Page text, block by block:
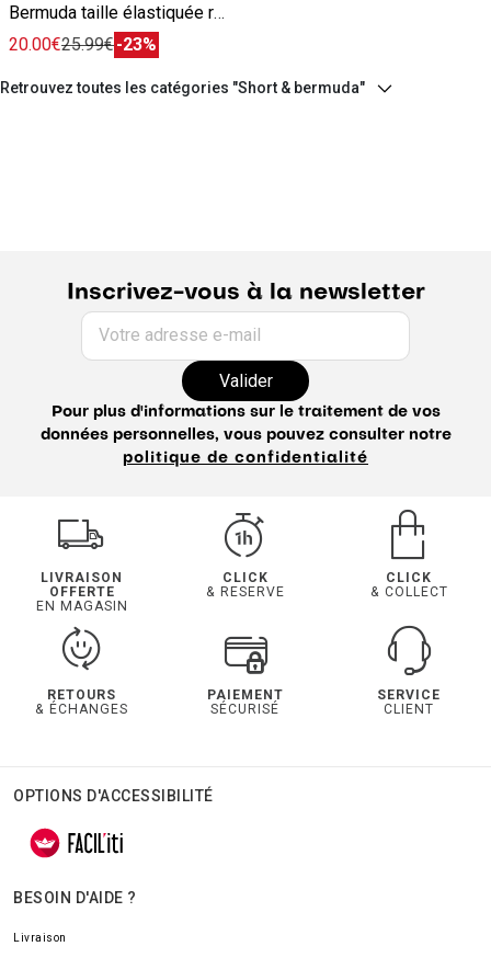
Bermuda taille élastiquée rayé rouge
20.00€25.99€-23%
Retrouvez toutes les catégories "Short & bermuda"
Inscrivez-vous à la newsletter
Votre adresse e-mail
Valider
Pour plus d'informations sur le traitement de vos
données personnelles, vous pouvez consulter notre
politique de confidentialité
LIVRAISON
OFFERTE
EN MAGASIN
CLICK
& RESERVE
CLICK
& COLLECT
RETOURS
& ÉCHANGES
PAIEMENT
SÉCURISÉ
SERVICE
CLIENT
OPTIONS D'ACCESSIBILITÉ
BESOIN D'AIDE ?
Livraison